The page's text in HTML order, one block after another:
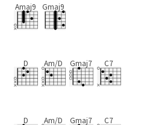
Amaj9 Gmaj9
D Am/D Gmaj7 C7
D Am/D Gmaj7 C7